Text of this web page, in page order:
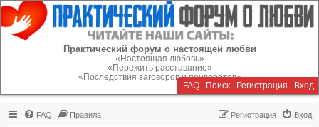
Регистрация
Практический форум о настоящей любви
«Настоящая любовь»
«Пережить расставание»
«Последствия заговоров и приворотов»
FAQ Поиск Регистрация Вход
FAQ Правила Вход
Регистрация